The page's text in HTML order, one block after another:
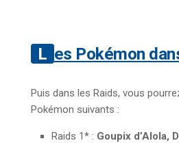
Les Pokémon
Puis dans les Raids, vous
Pokémon suivants :
Raids 1* : Goupix d’Alola,